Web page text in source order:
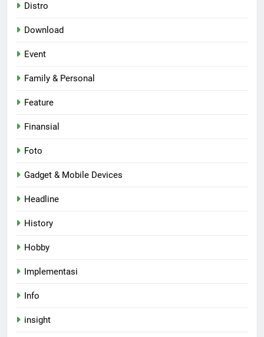
Distro
Download
Event
Family & Personal
Feature
Finansial
Foto
Gadget & Mobile Devices
Headline
History
Hobby
Implementasi
Info
insight